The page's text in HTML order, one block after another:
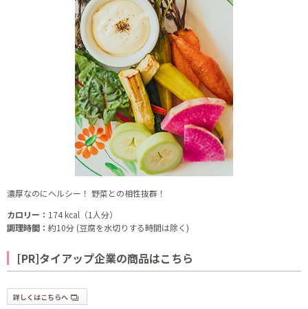
濃厚なのにヘルシー！ 野菜との相性抜群！
カロリー： 174 kcal（1人分）
調理時間： 約10分 (豆腐を水切りする時間は除く)
[PR]タイアップ企業の商品はこちら
詳しくはこちらへ